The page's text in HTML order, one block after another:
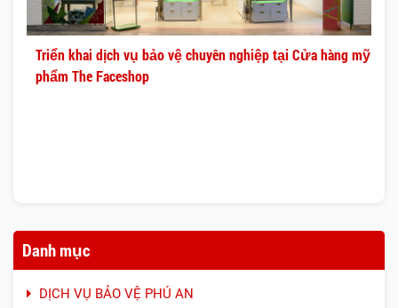
Triển khai dịch vụ bảo vệ chuyên nghiệp tại Cửa hàng mỹ
phẩm The Faceshop
Danh mục
DỊCH VỤ BẢO VỆ PHÚ AN